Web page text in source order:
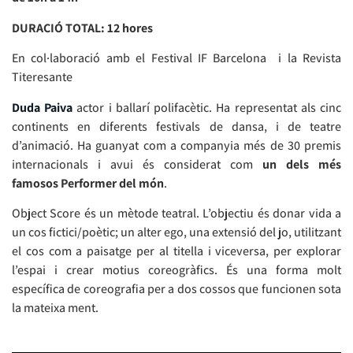
DURACIÓ TOTAL: 12 hores
En col·laboració amb el Festival IF Barcelona i la Revista
Titeresante
Duda Paiva actor i ballarí polifacètic. Ha representat als cinc
continents en diferents festivals de dansa, i de teatre
d’animació. Ha guanyat com a companyia més de 30 premis
internacionals i avui és considerat com un dels més
famososPerformerdel món.
Object Score és un mètode teatral. L’objectiu és donar vida a
un cos fictici/poètic; un alter ego, una extensió del jo, utilitzant
el cos com a paisatge per al titella i viceversa, per explorar
l’espai i crear motius coreogràfics. És una forma molt
específica de coreografia per a dos cossos que funcionen sota
la mateixa ment.